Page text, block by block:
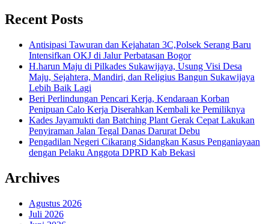
Recent Posts
Antisipasi Tawuran dan Kejahatan 3C,Polsek Serang Baru
Intensifkan OKJ di Jalur Perbatasan Bogor
H.harun Maju di Pilkades Sukawijaya, Usung Visi Desa
Maju, Sejahtera, Mandiri, dan Religius Bangun Sukawijaya
Lebih Baik Lagi
Beri Perlindungan Pencari Kerja, Kendaraan Korban
Penipuan Calo Kerja Diserahkan Kembali ke Pemiliknya
Kades Jayamukti dan Batching Plant Gerak Cepat Lakukan
Penyiraman Jalan Tegal Danas Darurat Debu
Pengadilan Negeri Cikarang Sidangkan Kasus Penganiayaan
dengan Pelaku Anggota DPRD Kab Bekasi
Archives
Agustus 2026
Juli 2026